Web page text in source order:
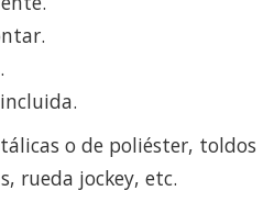
o de poliéster, toldos
rueda jockey, etc.